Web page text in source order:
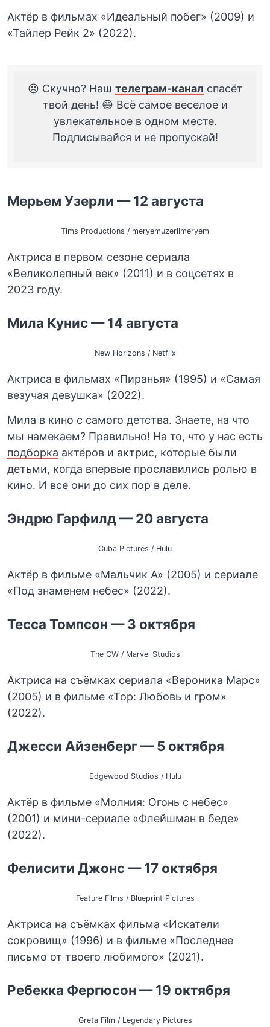
Актёр в фильмах «Идеальный побег» (2009) и
«Тайлер Рейк 2» (2022).
☹️ Скучно? Наш телеграм-канал спасёт
твой день! 😄 Всё самое веселое и
увлекательное в одном месте.
Подписывайся и не пропускай!
Мерьем Узерли — 12 августа
Tims Productions / meryemuzerlimeryem
Актриса в первом сезоне сериала
«Великолепный век» (2011) и в соцсетях в
2023 году.
Мила Кунис — 14 августа
New Horizons / Netflix
Актриса в фильмах «Пиранья» (1995) и «Самая
везучая девушка» (2022).
Мила в кино с самого детства. Знаете, на что
мы намекаем? Правильно! На то, что у нас есть
подборка актёров и актрис, которые были
детьми, когда впервые прославились ролью в
кино. И все они до сих пор в деле.
Эндрю Гарфилд — 20 августа
Cuba Pictures / Hulu
Актёр в фильме «Мальчик А» (2005) и сериале
«Под знаменем небес» (2022).
Тесса Томпсон — 3 октября
The CW / Marvel Studios
Актриса на съёмках сериала «Вероника Марс»
(2005) и в фильме «Тор: Любовь и гром»
(2022).
Джесси Айзенберг — 5 октября
Edgewood Studios / Hulu
Актёр в фильме «Молния: Огонь с небес»
(2001) и мини-сериале «Флейшман в беде»
(2022).
Фелисити Джонс — 17 октября
Feature Films / Blueprint Pictures
Актриса на съёмках фильма «Искатели
сокровищ» (1996) и в фильме «Последнее
письмо от твоего любимого» (2021).
Ребекка Фергюсон — 19 октября
Greta Film / Legendary Pictures